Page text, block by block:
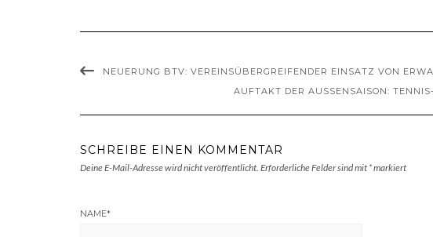
NEUERUNG BTV: VEREINSÜBERGREIFENDER EINSATZ VON
AUFTAKT DER AUSSENSAISON:
SCHREIBE EINEN KOMMENTAR
Deine E-Mail-Adresse wird nicht veröffentlicht. Erforderliche Felder sind mit *markiert
NAME*